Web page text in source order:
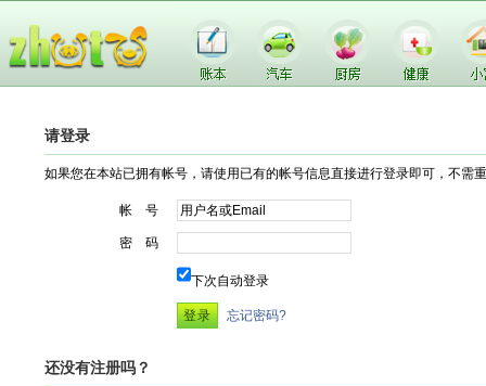
请登录
如果您在本站已拥有帐号，请使用已有的帐号信息直接进行登录即可，不需
帐 号
密 码
下次自动登录
忘记密码?
还没有注册吗？